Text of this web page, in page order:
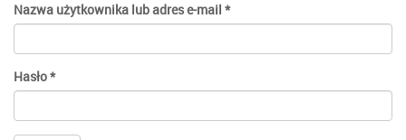
Nazwa użytkownika lub adres e-mail *
Hasło*